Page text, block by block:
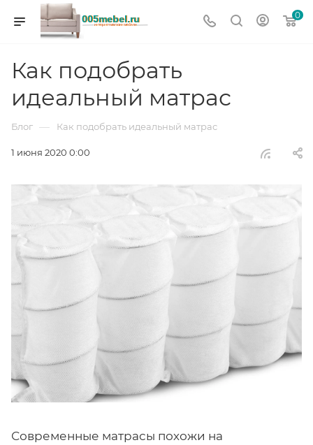
0
Как подобрать
идеальный матрас
Блог — Как подобрать идеальный матрас
1 июня 2020 0:00
Современные матрасы похожи на